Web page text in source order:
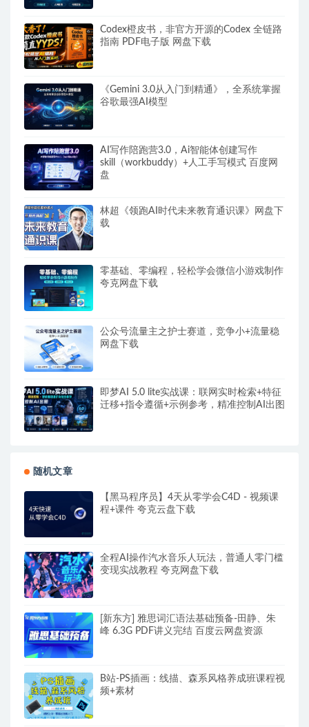
Codex橙皮书，非官方开源的Codex 全链路
指南 PDF电子版 网盘下载
《Gemini 3.0从入门到精通》，全系统掌握
谷歌最强AI模型
AI写作陪跑营3.0，Ai智能体创建写作
skill（workbuddy）+人工手写模式 百度网
盘
林超《领跑AI时代未来教育通识课》网盘下
载
零基础、零编程，轻松学会微信小游戏制作
夸克网盘下载
公众号流量主之护士赛道，竞争小+流量稳
网盘下载
即梦AI 5.0 lite实战课：联网实时检索+特征
迁移+指令遵循+示例参考，精准控制AI出图
随机文章
【黑马程序员】4天从零学会C4D - 视频课
程+课件 夸克云盘下载
全程AI操作汽水音乐人玩法，普通人零门槛
变现实战教程 夸克网盘下载
[新东方] 雅思词汇语法基础预备-田静、朱
峰 6.3G PDF讲义完结 百度云网盘资源
B站-PS插画：线描、森系风格养成班课程视
频+素材